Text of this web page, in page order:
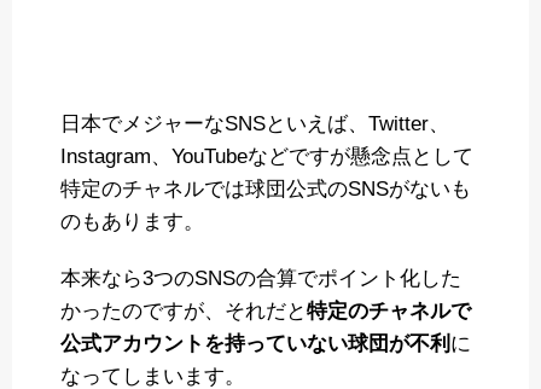
日本でメジャーなSNSといえば、Twitter、
Instagram、YouTubeなどですが懸念点として
特定のチャネルでは球団公式のSNSがないも
のもあります。
本来なら3つのSNSの合算でポイント化した
かったのですが、それだと特定のチャネルで
公式アカウントを持っていない球団が不利 に
なってしまいます。